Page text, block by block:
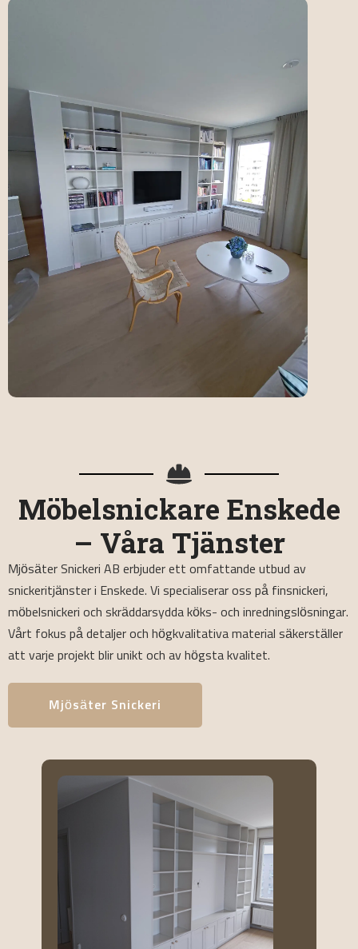
Möbelsnickare Enskede
– Våra Tjänster
Mjösäter Snickeri AB erbjuder ett omfattande utbud av
snickeritjänster i Enskede. Vi specialiserar oss på finsnickeri,
möbelsnickeri och skräddarsydda köks- och inredningslösningar.
Vårt fokus på detaljer och högkvalitativa material säkerställer
att varje projekt blir unikt och av högsta kvalitet.
Mjösäter Snickeri